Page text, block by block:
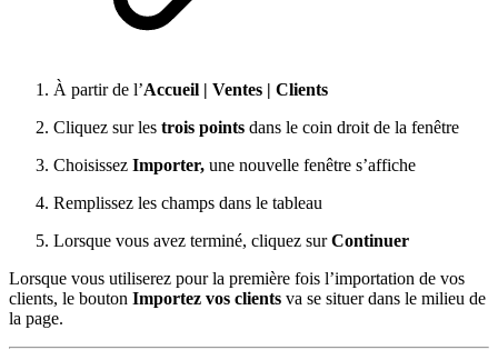
À partir de l’Accueil | Ventes | Clients
Cliquez sur les trois points dans le coin droit de la fenêtre
Choisissez Importer, une nouvelle fenêtre s’affiche
Remplissez les champs dans le tableau
Lorsque vous avez terminé, cliquez surContinuer
Lorsque vous utiliserez pour la première fois l’importation de vos
clients, le bouton Importez vos clients va se situer dans le milieu de
la page.